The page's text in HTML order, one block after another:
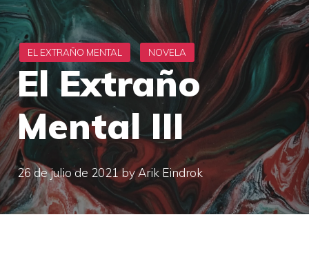
El Extraño
Mental III
26 de julio de 2021byArik Eindrok